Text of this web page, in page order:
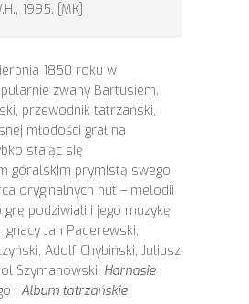
1995. [MK]
1850 roku w
zwany Bartusiem.
przewodnik tatrzański,
młodości grał na
stając się
góralskim prymistą swego
oryginalnych nut – melodii
grę podziwiali i jego muzykę
Jan Paderewski,
Adolf Chybiński, Juliusz
Szymanowski. Harnasie
i Album tatrzańskie